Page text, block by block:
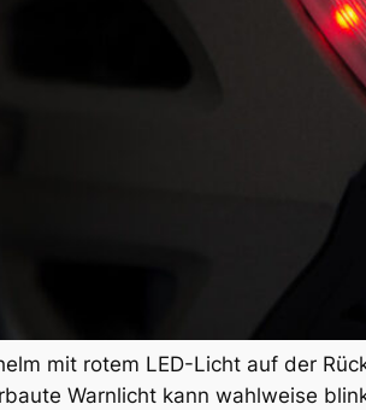
mit rotem LED-Licht auf der
Warnlicht kann wahlweise